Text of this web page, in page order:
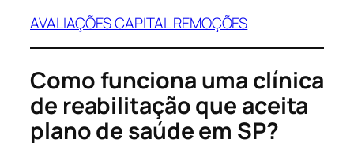
AVALIAÇÕES CAPITAL REMOÇÕES
Como funciona uma clínica
de reabilitação que aceita
plano de saúde em SP?